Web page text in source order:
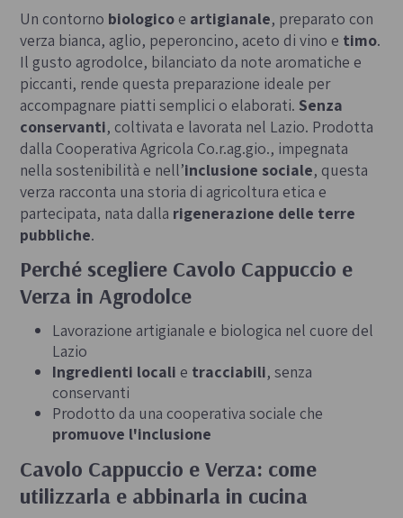
Un contorno biologicoe artigianale, preparato con
verza bianca, aglio, peperoncino, aceto di vino e timo.
Il gusto agrodolce, bilanciato da note aromatiche e
piccanti, rende questa preparazione ideale per
accompagnare piatti semplici o elaborati. Senza
conservanti, coltivata e lavorata nel Lazio. Prodotta
dalla Cooperativa Agricola Co.r.ag.gio., impegnata
nella sostenibilità e nell’inclusione sociale, questa
verza racconta una storia di agricoltura etica e
partecipata, nata dalla rigenerazione delle terre
pubbliche.
Perché scegliere Cavolo Cappuccio e
Verza in Agrodolce
Lavorazione artigianale e biologica nel cuore del
Lazio
Ingredienti locali e tracciabili, senza
conservanti
Prodotto da una cooperativa sociale che
promuove l'inclusione
Cavolo Cappuccio e Verza: come
utilizzarla e abbinarla in cucina